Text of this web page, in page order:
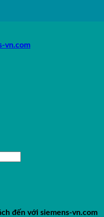
vn.com
đến với siemens-vn.com